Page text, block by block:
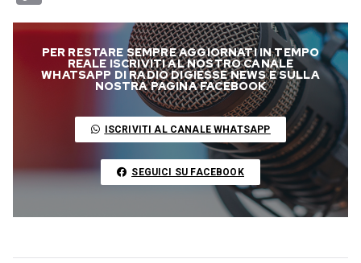
e
b
t
t
r
t
s
A
p
p
e
g
r
a
m
s
a
g
e
t
e
r
e
s
t
k
e
d
I
n
k
e
t
b
l
r
i
l
o
p
y
k
PER RESTARE SEMPRE AGGIORNATI IN TEMPO
REALE ISCRIVITI AL NOSTRO CANALE
WHATSAPP DI RADIO DIGIESSE NEWS E SULLA
NOSTRA PAGINA FACEBOOK
ISCRIVITI AL CANALE WHATSAPP
SEGUICI SU FACEBOOK